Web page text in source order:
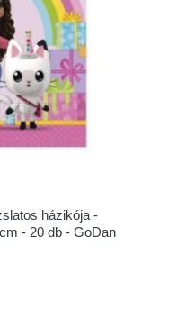
házikója -
- 20 db - GoDan